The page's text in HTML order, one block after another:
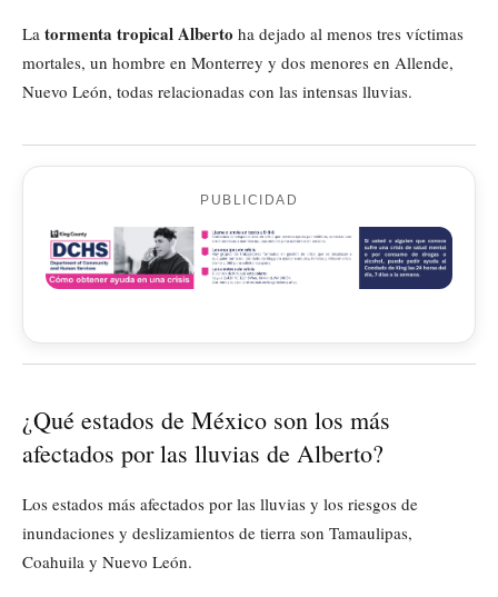
La tormenta tropical Alberto ha dejado al menos tres víctimas
mortales, un hombre en Monterrey y dos menores en Allende,
Nuevo León, todas relacionadas con las intensas lluvias.
PUBLICIDAD
¿Qué estados de México son los más
afectados por las lluvias de Alberto?
Los estados más afectados por las lluvias y los riesgos de
inundaciones y deslizamientos de tierra son Tamaulipas,
Coahuila y Nuevo León.